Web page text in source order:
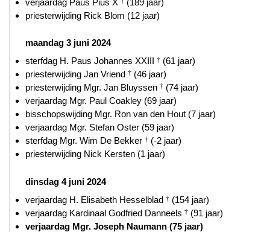
priesterwijding Rick Blom (12 jaar)
maandag 3 juni 2024
sterfdag H. Paus Johannes XXIII † (61 jaar)
priesterwijding Jan Vriend † (46 jaar)
priesterwijding Mgr. Jan Bluyssen † (74 jaar)
verjaardag Mgr. Paul Coakley (69 jaar)
bisschopswijding Mgr. Ron van den Hout (7 jaar)
verjaardag Mgr. Stefan Oster (59 jaar)
sterfdag Mgr. Wim De Bekker † (-2 jaar)
priesterwijding Nick Kersten (1 jaar)
dinsdag 4 juni 2024
verjaardag H. Elisabeth Hesselblad † (154 jaar)
verjaardag Kardinaal Godfried Danneels † (91 jaar)
verjaardag Mgr. Joseph Naumann (75 jaar)